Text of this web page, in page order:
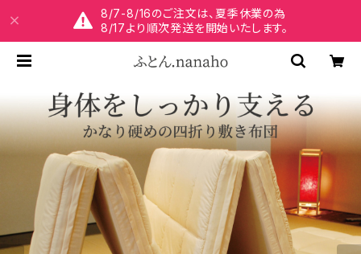
8/7-8/16のご注文は、夏季休業の為
8/17より順次発送を開始いたします。